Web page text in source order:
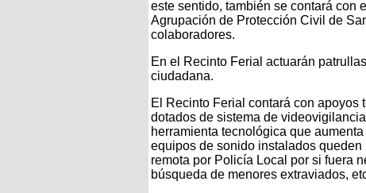
este sentido, también se contará con
Agrupación de Protección Civil de
colaboradores.
En el Recinto Ferial actuarán
ciudadana.
El Recinto Ferial contará con
dotados de sistema de
herramienta tecnológica que
equipos de sonido instalados
remota por Policía Local por si fuera
búsqueda de menores extraviados,